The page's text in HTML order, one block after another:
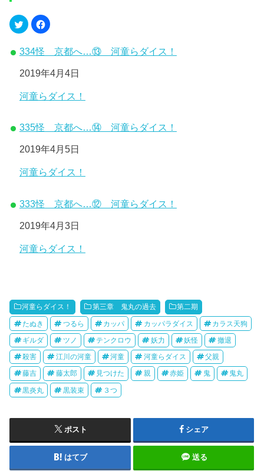
334怪 京都へ…⑬ 河童らダイス！
日付
2019年4月4日
関連理由
河童らダイス！
335怪 京都へ…⑭ 河童らダイス！
日付
2019年4月5日
関連理由
河童らダイス！
333怪 京都へ…⑫ 河童らダイス！
日付
2019年4月3日
関連理由
河童らダイス！
河童らダイス！ 第三章 鬼丸の過去 第二期
たぬき つるら カッパ カッパラダイス カラス天狗
ギルダ ツノ テンクロウ 妖力 妖怪 撤退
殺害 江川の河童 河童 河童らダイス 父親
藤吉 藤太郎 見つけた 親 赤姫 鬼 鬼丸
黒炎丸 黒装束 ３つ
ポスト シェア
はてブ 送る